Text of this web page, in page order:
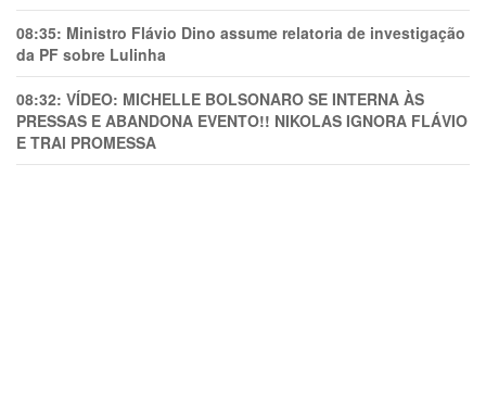
08:35: Ministro Flávio Dino assume relatoria de investigação
da PF sobre Lulinha
08:32: VÍDEO: MICHELLE BOLSONARO SE INTERNA ÀS
PRESSAS E ABANDONA EVENTO!! NIKOLAS IGNORA FLÁVIO
E TRAl PROMESSA